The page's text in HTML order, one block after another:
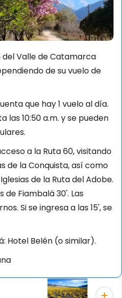
del Valle de Catamarca
de su vuelo de
que hay 1 vuelo al día.
las 10:50 a.m. y se pueden
a la Ruta 60, visitando
de la Conquista, así como
de la Ruta del Adobe.
de Fiambalá 30'. Las
Si se ingresa a las 15', se
Hotel Belén (o similar).